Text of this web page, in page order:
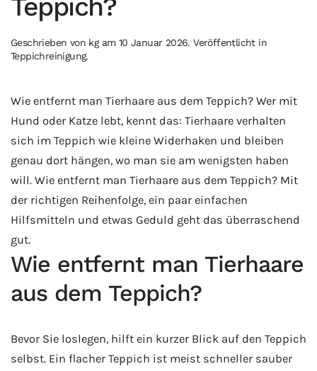
Teppich?
Geschrieben von kgam 10 Januar 2026. Veröffentlicht in
Teppichreinigung.
Wie entfernt man Tierhaare aus dem Teppich? Wer mit
Hund oder Katze lebt, kennt das: Tierhaare verhalten
sich im Teppich wie kleine Widerhaken und bleiben
genau dort hängen, wo man sie am wenigsten haben
will. Wie entfernt man Tierhaare aus dem Teppich? Mit
der richtigen Reihenfolge, ein paar einfachen
Hilfsmitteln und etwas Geduld geht das überraschend
gut.
Wie entfernt man Tierhaare
aus dem Teppich?
Bevor Sie loslegen, hilft ein kurzer Blick auf den Teppich
selbst. Ein flacher Teppich ist meist schneller sauber